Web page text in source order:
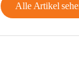
Alle Artikel